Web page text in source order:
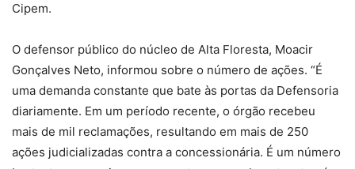
Cipem.
O defensor público do núcleo de Alta Floresta, Moacir
Gonçalves Neto, informou sobre o número de ações. “É
uma demanda constante que bate às portas da Defensoria
diariamente. Em um período recente, o órgão recebeu
mais de mil reclamações, resultando em mais de 250
ações judicializadas contra a concessionária. É um número